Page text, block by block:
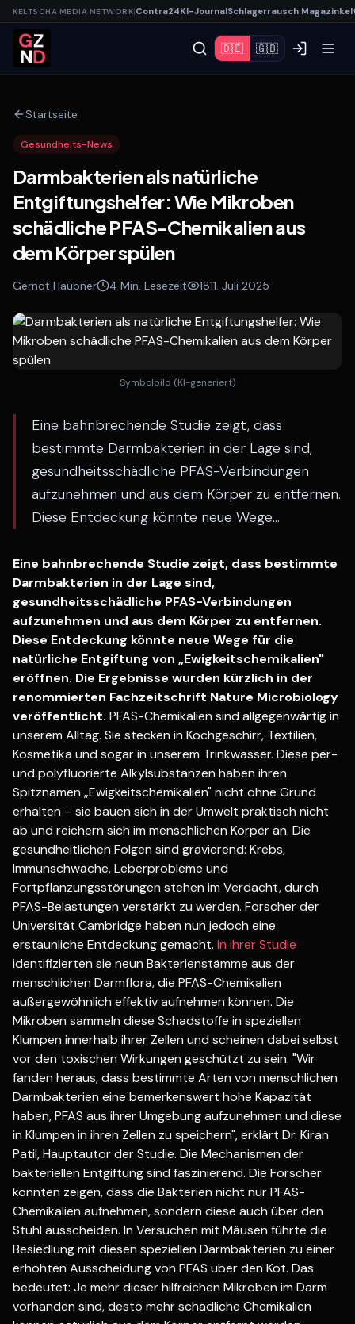
KELTSCHA MEDIA NETWORK|Contra24KI-JournalSchlagerrausch Magazin
🇩🇪 🇬🇧
Startseite
Gesundheits-News
Darmbakterien als natürliche
Entgiftungshelfer: Wie Mikroben
schädliche PFAS-Chemikalien aus
dem Körper spülen
Gernot Haubner 4 Min. Lesezeit 1811. Juli 2025
Symbolbild (KI-generiert)
Eine bahnbrechende Studie zeigt, dass
bestimmte Darmbakterien in der Lage sind,
gesundheitsschädliche PFAS-Verbindungen
aufzunehmen und aus dem Körper zu entfernen.
Diese Entdeckung könnte neue Wege...
Eine bahnbrechende Studie zeigt, dass bestimmte
Darmbakterien in der Lage sind,
gesundheitsschädliche PFAS-Verbindungen
aufzunehmen und aus dem Körper zu entfernen.
Diese Entdeckung könnte neue Wege für die
natürliche Entgiftung von „Ewigkeitschemikalien"
eröffnen. Die Ergebnisse wurden kürzlich in der
renommierten Fachzeitschrift Nature Microbiology
veröffentlicht. PFAS-Chemikalien sind allgegenwärtig in
unserem Alltag. Sie stecken in Kochgeschirr, Textilien,
Kosmetika und sogar in unserem Trinkwasser. Diese per-
und polyfluorierte Alkylsubstanzen haben ihren
Spitznamen „Ewigkeitschemikalien" nicht ohne Grund
erhalten – sie bauen sich in der Umwelt praktisch nicht
ab und reichern sich im menschlichen Körper an. Die
gesundheitlichen Folgen sind gravierend: Krebs,
Immunschwäche, Leberprobleme und
Fortpflanzungsstörungen stehen im Verdacht, durch
PFAS-Belastungen verstärkt zu werden. Forscher der
Universität Cambridge haben nun jedoch eine
erstaunliche Entdeckung gemacht. In ihrer Studie
identifizierten sie neun Bakterienstämme aus der
menschlichen Darmflora, die PFAS-Chemikalien
außergewöhnlich effektiv aufnehmen können. Die
Mikroben sammeln diese Schadstoffe in speziellen
Klumpen innerhalb ihrer Zellen und scheinen dabei selbst
vor den toxischen Wirkungen geschützt zu sein. "Wir
fanden heraus, dass bestimmte Arten von menschlichen
Darmbakterien eine bemerkenswert hohe Kapazität
haben, PFAS aus ihrer Umgebung aufzunehmen und diese
in Klumpen in ihren Zellen zu speichern", erklärt Dr. Kiran
Patil, Hauptautor der Studie. Die Mechanismen der
bakteriellen Entgiftung sind faszinierend. Die Forscher
konnten zeigen, dass die Bakterien nicht nur PFAS-
Chemikalien aufnehmen, sondern diese auch über den
Stuhl ausscheiden. In Versuchen mit Mäusen führte die
Besiedlung mit diesen speziellen Darmbakterien zu einer
erhöhten Ausscheidung von PFAS über den Kot. Das
bedeutet: Je mehr dieser hilfreichen Mikroben im Darm
vorhanden sind, desto mehr schädliche Chemikalien